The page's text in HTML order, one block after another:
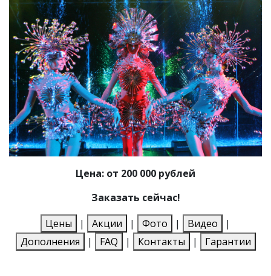
Цена: от 200 000 рублей
Заказать сейчас!
Цены
| Акции | Фото | Видео
|
Дополнения
| FAQ | Контакты | Гарантии